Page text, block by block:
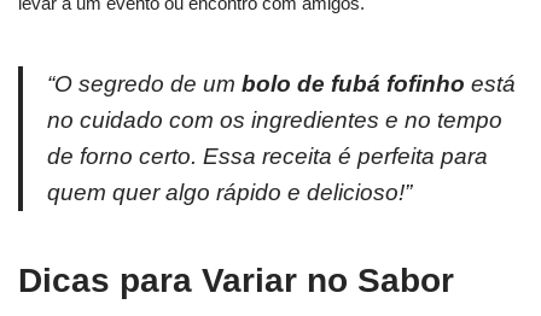
“O segredo de um bolo de fubá fofinho está
no cuidado com os ingredientes e no tempo
de forno certo. Essa receita é perfeita para
quem quer algo rápido e delicioso!”
Dicas para Variar no Sabor